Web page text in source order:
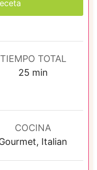
TIEMPO TOTAL
25m
u
t
o
min
COCINA
Italian